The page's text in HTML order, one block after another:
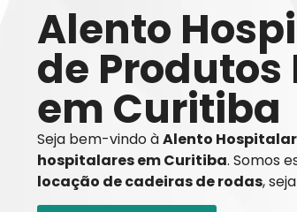
Alento
de
em Curitiba
Seja bem-vindo àAlento Hospitalar
hospitalares em Curitiba. Somos
locação de cadeiras de rodas,